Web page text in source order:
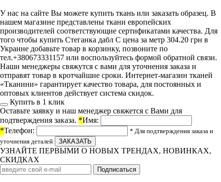
У нас на сайте Вы можете купить ткань или заказать образец. В
нашем магазине представлены ткани европейских
производителей соответствующие сертификатами качества. Для
того чтобы купить Стеганка дабл С цена за метр 304.20 грн в
Украине добавьте товар в корзинку, позвоните по
тел.+380673331157 или воспользуйтесь формой обратной связи.
Наши менеджеры свяжутся с вами для уточнения заказа и
отправят товар в кротчайшие сроки. Интернет-магазин тканей
«Тканини» гарантирует качество товара, для постоянных и
оптовых клиентов действует система скидок.
Купить в 1 клик
Оставьте заявку и наш менеджер свяжется с Вами для
подтверждения заказа. *Имя:
*Телефон:
* Для подтверждения заказа и
уточнения деталей
УЗНАЙТЕ ПЕРВЫМИ О НОВЫХ ТРЕНДАХ, НОВИНКАХ,
СКИДКАХ